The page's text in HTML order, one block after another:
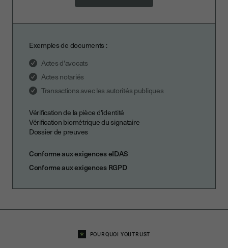
Exemples de documents :
Actes d'avocats
Actes notariés
Transactions avec les autorités publiques
Vérification de la pièce d'identité
Vérification biométrique du signataire
Dossier de preuves
Conforme aux exigences eIDAS
Conforme aux exigences RGPD
POURQUOI YOUTRUST